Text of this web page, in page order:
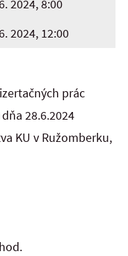
2024, 8:00
2024, 12:00
prác
28.6.2024
KU v Ružomberku,